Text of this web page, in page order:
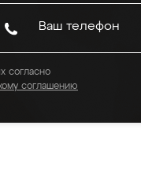
согласно
соглашению